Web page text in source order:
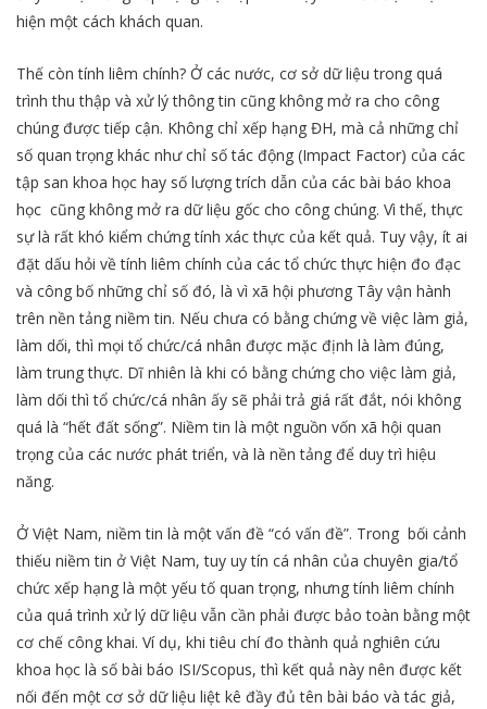
hiện một cách khách quan.
Thế còn tính liêm chính? Ở các nước, cơ sở dữ liệu trong quá
trình thu thập và xử lý thông tin cũng không mở ra cho công
chúng được tiếp cận. Không chỉ xếp hạng ĐH, mà cả những chỉ
số quan trọng khác như chỉ số tác động (Impact Factor) của các
tập san khoa học hay số lượng trích dẫn của các bài báo khoa
học cũng không mở ra dữ liệu gốc cho công chúng. Vì thế, thực
sự là rất khó kiểm chứng tính xác thực của kết quả. Tuy vậy, ít ai
đặt dấu hỏi về tính liêm chính của các tổ chức thực hiện đo đạc
và công bố những chỉ số đó, là vì xã hội phương Tây vận hành
trên nền tảng niềm tin. Nếu chưa có bằng chứng về việc làm giả,
làm dối, thì mọi tổ chức/cá nhân được mặc định là làm đúng,
làm trung thực. Dĩ nhiên là khi có bằng chứng cho việc làm giả,
làm dối thì tổ chức/cá nhân ấy sẽ phải trả giá rất đắt, nói không
quá là “hết đất sống”. Niềm tin là một nguồn vốn xã hội quan
trọng của các nước phát triển, và là nền tảng để duy trì hiệu
năng.
Ở Việt Nam, niềm tin là một vấn đề “có vấn đề”. Trong bối cảnh
thiếu niềm tin ở Việt Nam, tuy uy tín cá nhân của chuyên gia/tổ
chức xếp hạng là một yếu tố quan trọng, nhưng tính liêm chính
của quá trình xử lý dữ liệu vẫn cần phải được bảo toàn bằng một
cơ chế công khai. Ví dụ, khi tiêu chí đo thành quả nghiên cứu
khoa học là số bài báo ISI/Scopus, thì kết quả này nên được kết
nối đến một cơ sở dữ liệu liệt kê đầy đủ tên bài báo và tác giả,